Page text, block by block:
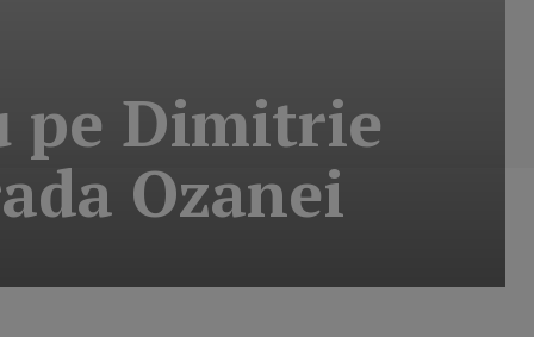
pe Dimitrie
Ozanei